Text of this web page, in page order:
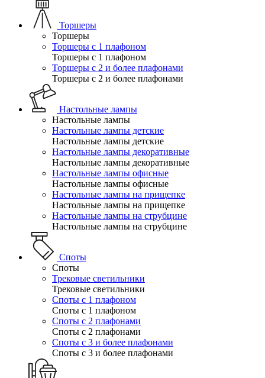
Торшеры
Торшеры
Торшеры с 1 плафоном
Торшеры с 1 плафоном
Торшеры с 2 и более плафонами
Торшеры с 2 и более плафонами
Настольные лампы
Настольные лампы
Настольные лампы детские
Настольные лампы детские
Настольные лампы декоративные
Настольные лампы декоративные
Настольные лампы офисные
Настольные лампы офисные
Настольные лампы на прищепке
Настольные лампы на прищепке
Настольные лампы на струбцине
Настольные лампы на струбцине
Споты
Споты
Трековые светильники
Трековые светильники
Споты с 1 плафоном
Споты с 1 плафоном
Споты с 2 плафонами
Споты с 2 плафонами
Споты с 3 и более плафонами
Споты с 3 и более плафонами